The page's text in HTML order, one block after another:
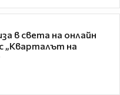
в света на онлайн
„Кварталът на